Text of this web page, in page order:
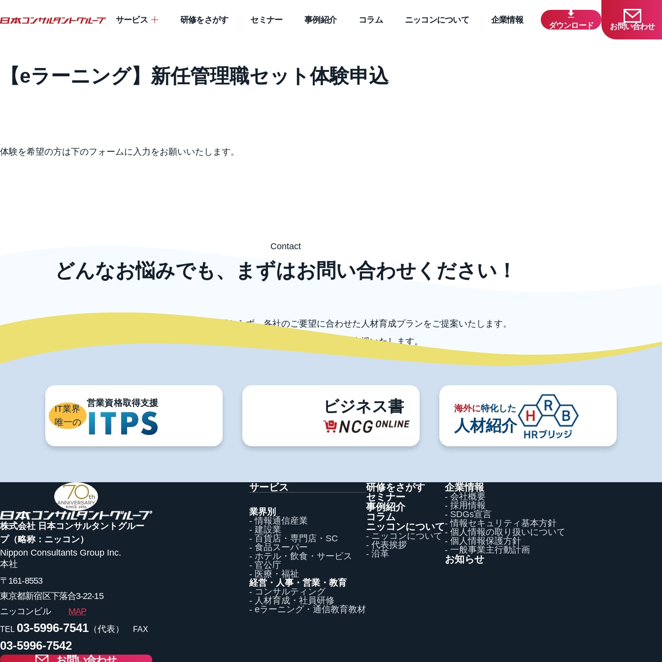
サービス 研修をさがす セミナー 事例紹介 コラム ニッコンについて 企業情報
ダウンロード お問い合わせ
【eラーニング】新任管理職セット体験申込
体験を希望の方は下のフォームに入力をお願いいたします。
どんなお悩みでも、まずはお問い合わせください！
Contact
ニッコンでは、企業規模の大小や業種に関わらず、各社のご要望に合わせた人材育成プランをご提案いたします。
また、教育研修以外の各種コンサルテーションもご支援いたします。
まずはお気軽にお問い合わせください。
電話でのお問い合わせ
03-5996-0787
IT業界
唯一の
ビジネス書 海外に特化した
人材紹介
株式会社 日本コンサルタントグルー
プ（略称：ニッコン）
Nippon Consultants Group Inc.
本社
〒161-8553
東京都新宿区下落合3-22-15
ニッコンビル
MAP
TEL 03-5996-7541 （代表） FAX
03-5996-7542
サービス
業界別
- 情報通信産業
- 建設業
- 百貨店・専門店・SC
- 食品スーパー
- ホテル・飲食・サービス
- 官公庁
- 医療・福祉
経営・人事・営業・教育
- コンサルティング
- 人材育成・社員研修
- eラーニング・通信教育教材
研修をさがす
セミナー
事例紹介
コラム
ニッコンについて
- ニッコンについて
- 代表挨拶
- 沿革
企業情報
- 会社概要
- 採用情報
- SDGs宣言
- 情報セキュリティ基本方針
- 個人情報の取り扱いについて
- 個人情報保護方針
- 一般事業主行動計画
お知らせ